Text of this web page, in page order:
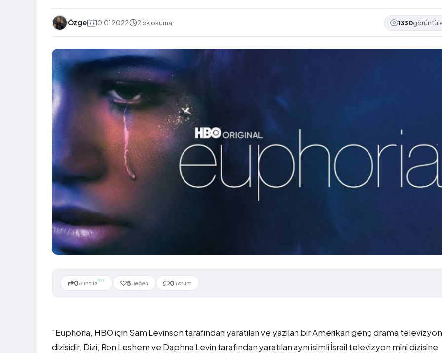
Özge 10.01.2022 2 dk okuma 1330
0AlıntılaYeni 5Beğen 0Yorum
"Euphoria, HBO için Sam Levinson tarafından yaratılan ve yazılan bir Amerikan genç drama televizyon
dizisidir. Dizi, Ron Leshem ve Daphna Levin tarafından yaratılan aynı isimli İsrail televizyon mini dizisine